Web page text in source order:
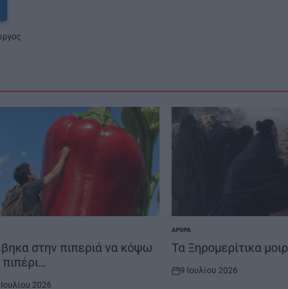
στην πιπεριά να κόψω
2026
POSTED
IN
ΆΡΘΡΑ
Τα Ξηρομερίτικα
on
9 Ιουλίου 2026